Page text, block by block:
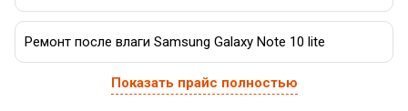
Ремонт после влаги Samsung Galaxy Note 10 lite
Показать прайс полностью